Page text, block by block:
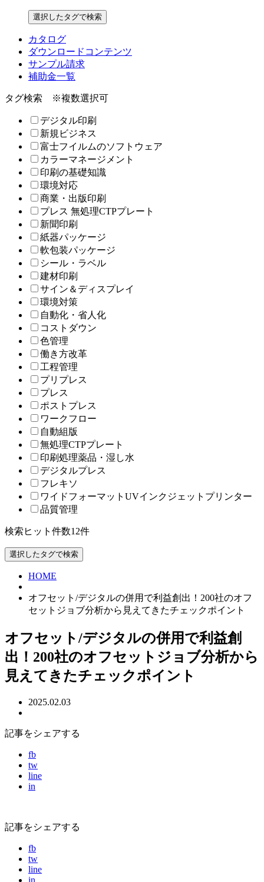
カタログ
ダウンロードコンテンツ
サンプル請求
補助金一覧
タグ検索 ※複数選択可
デジタル印刷
新規ビジネス
富士フイルムのソフトウェア
カラーマネージメント
印刷の基礎知識
環境対応
商業・出版印刷
プレス 無処理CTPプレート
新聞印刷
紙器パッケージ
軟包装パッケージ
シール・ラベル
建材印刷
サイン＆ディスプレイ
環境対策
自動化・省人化
コストダウン
色管理
働き方改革
工程管理
プリプレス
プレス
ポストプレス
ワークフロー
自動組版
無処理CTPプレート
印刷処理薬品・湿し水
デジタルプレス
フレキソ
ワイドフォーマットUVインクジェットプリンター
品質管理
検索ヒット件数12件
HOME
オフセット/デジタルの併用で利益創出！200社のオフ
セットジョブ分析から見えてきたチェックポイント
オフセット/デジタルの併用で利益創
出！200社のオフセットジョブ分析から
見えてきたチェックポイント
2025.02.03
記事をシェアする
fb
tw
line
in
記事をシェアする
fb
tw
line